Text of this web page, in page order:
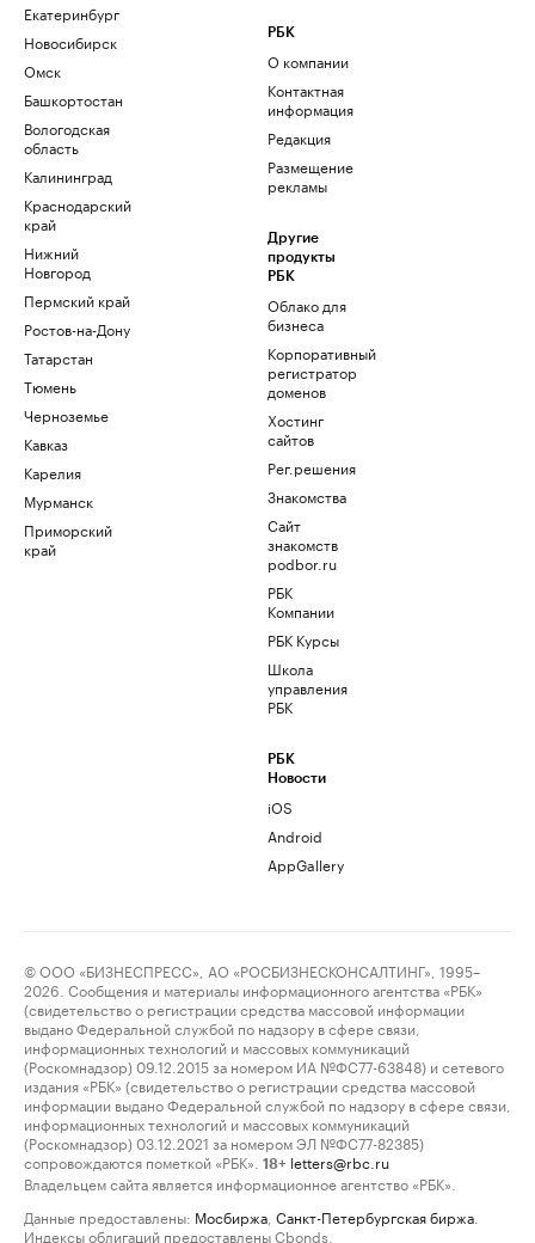
Екатеринбург
Новосибирск
Омск
Башкортостан
Вологодская
область
Калининград
Краснодарский
край
Нижний
Новгород
Пермский край
Ростов-на-Дону
Татарстан
Тюмень
Черноземье
Кавказ
Карелия
Мурманск
Приморский
край
РБК
О компании
Контактная
информация
Редакция
Размещение
рекламы
Другие
продукты
РБК
Облако для
бизнеса
Корпоративный
регистратор
доменов
Хостинг
сайтов
Рег.решения
Знакомства
Сайт
знакомств
podbor.ru
РБК
Компании
РБК Курсы
Школа
управления
РБК
РБК
Новости
iOS
Android
AppGallery
© ООО «БИЗНЕСПРЕСС», АО «РОСБИЗНЕСКОНСАЛТИНГ», 1995–
2026. Сообщения и материалы информационного агентства «РБК»
(свидетельство о регистрации средства массовой информации
выдано Федеральной службой по надзору в сфере связи,
информационных технологий и массовых коммуникаций
(Роскомнадзор) 09.12.2015 за номером ИА №ФС77-63848) и сетевого
издания «РБК» (свидетельство о регистрации средства массовой
информации выдано Федеральной службой по надзору в сфере связи,
информационных технологий и массовых коммуникаций
(Роскомнадзор) 03.12.2021 за номером ЭЛ №ФС77-82385)
сопровождаются пометкой «РБК».
18+ letters@rbc.ru
Владельцем сайта является информационное агентство «РБК».
Данные предоставлены: Мосбиржа Санкт-Петербургская биржа
Индексы облигаций предоставлены Cbonds.